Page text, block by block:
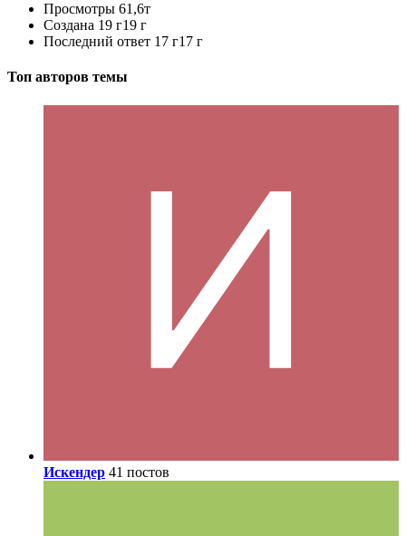
Просмотры 61,6т
Создана 19 г19 г
Последний ответ 17 г17 г
Топ авторов темы
Искендер 41 постов